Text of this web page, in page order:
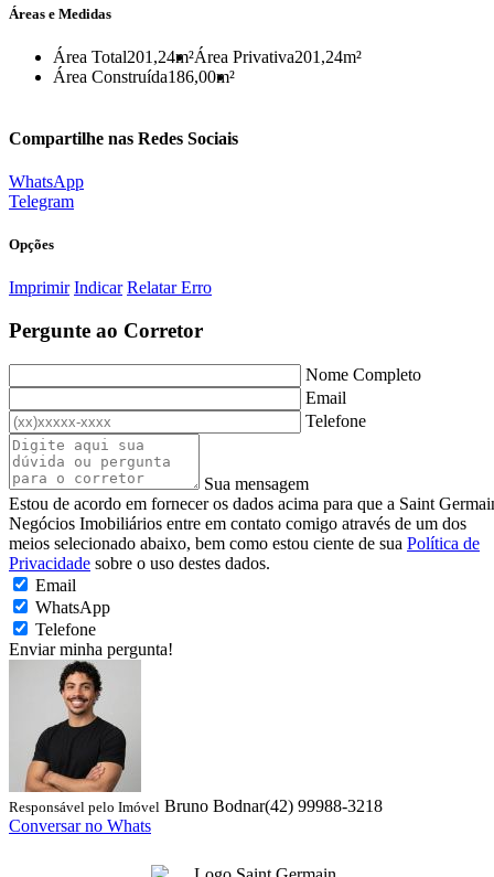
Áreas e Medidas
Área Total201,24m²Área Privativa201,24m²
Área Construída186,00m²
Compartilhe nas Redes Sociais
WhatsApp
Telegram
Opções
Imprimir Indicar Relatar Erro
Pergunte ao Corretor
Nome Completo
Email
Telefone
Sua mensagem
Estou de acordo em fornecer os dados acima para que a Saint
Negócios Imobiliários entre em contato comigo através de um dos
meios selecionado abaixo, bem como estou ciente de sua Política de
Privacidade sobre o uso destes dados.
Email
WhatsApp
Telefone
Enviar minha pergunta!
Responsável pelo Imóvel Bruno Bodnar(42) 99988-3218
Conversar no Whats